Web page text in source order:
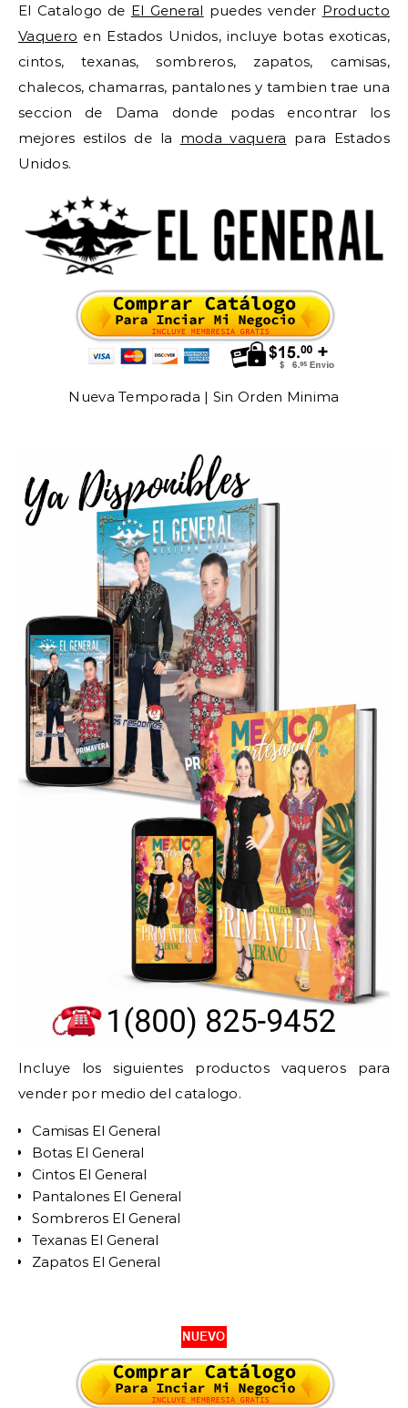
El Catalogo de El General puedes vender Producto
Vaquero en Estados Unidos, incluye botas exoticas,
cintos, texanas, sombreros, zapatos, camisas,
chalecos, chamarras, pantalones y tambien trae una
seccion de Dama donde podas encontrar los
mejores estilos de la moda vaquera para Estados
Unidos.
Nueva Temporada | Sin Orden Minima
Incluye los siguientes productos vaqueros para
vender por medio del catalogo.
Camisas El General
Botas El General
Cintos El General
Pantalones El General
Sombreros El General
Texanas El General
Zapatos El General